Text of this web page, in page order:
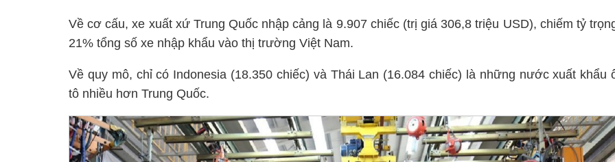
Về cơ cấu, xe xuất xứ Trung Quốc nhập cảng là 9.907 chiếc (trị giá 306,8 triệu USD), chiếm tỷ
21% tổng số xe nhập khẩu vào thị trường Việt Nam.
Về quy mô, chỉ có Indonesia (18.350 chiếc) và Thái Lan (16.084 chiếc) là những nước xuất khẩu
tô nhiều hơn Trung Quốc.